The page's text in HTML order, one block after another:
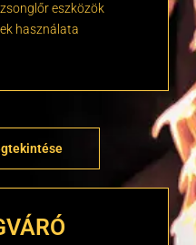
eszközök
használata